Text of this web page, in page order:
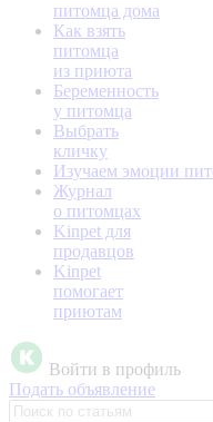
питомца дома
Как взять
питомца
из приюта
Беременность
у питомца
Выбрать
кличку
Изучаем эмоции
Журнал
о питомцах
Kinpet для
продавцов
Kinpet
помогает
приютам
Войти в профиль
Подать объявление